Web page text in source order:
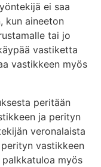
ei saa
kun aineeton
tai jo
vastiketta
vastikkeen myös
peritään
ja perityn
veronalaista
vastikkeen
myös